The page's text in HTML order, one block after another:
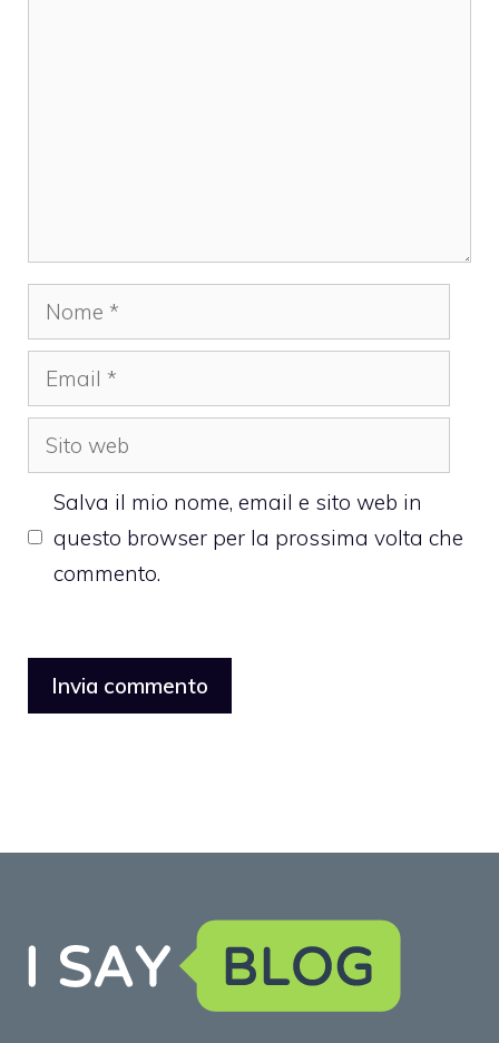
Nome
Email
Sito
web
Salva il mio nome, email e sito web in
questo browser per la prossima volta che
commento.